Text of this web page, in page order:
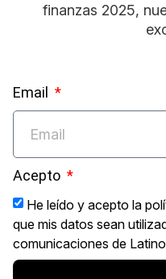
finanzas 2025,
Email
Acepto
He leído y acepto la
que mis datos sean
comunicaciones de